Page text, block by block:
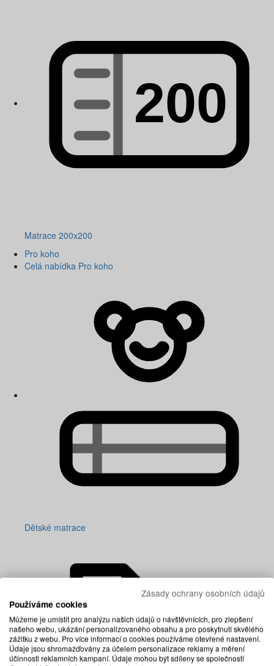
Matrace 200x200
Pro koho
Celá nabídka Pro koho
Dětské matrace
Zásady ochrany osobních údajů
Používáme cookies
Můžeme je umístit pro analýzu našich údajů o návštěvnících, pro zlepšení
našeho webu, ukázání personalizovaného obsahu a pro poskytnutí skvělého
zážitku z webu. Pro více informací o cookies používáme otevřené nastavení.
Údaje jsou shromažďovány za účelem personalizace reklamy a měření
účinnosti reklamních kampaní. Údaje mohou být sdíleny se společností